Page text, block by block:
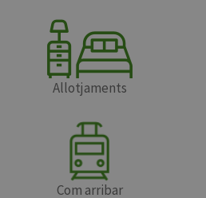
Allotjaments
Com arribar